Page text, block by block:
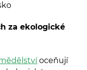
za ekologické
oceňují